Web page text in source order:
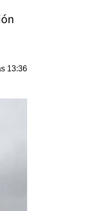
13:36